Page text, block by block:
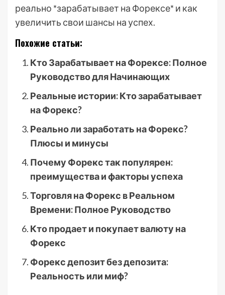
реально *зарабатывает на Форексе* и как
увеличить свои шансы на успех.
Похожие статьи:
Кто Зарабатывает на Форексе: Полное
Руководство для Начинающих
Реальные истории: Кто зарабатывает
на Форекс?
Реально ли заработать на Форекс?
Плюсы и минусы
Почему Форекс так популярен:
преимущества и факторы успеха
Торговля на Форекс в Реальном
Времени: Полное Руководство
Кто продает и покупает валюту на
Форекс
Форекс депозит без депозита:
Реальность или миф?